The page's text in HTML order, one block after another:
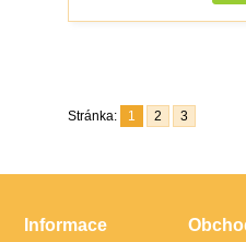
Stránka: 1 2 3
Informace